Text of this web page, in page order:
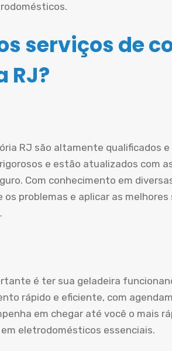
serviços de
RJ?
RJ são altamente qualificados
e estão atualizados com
Com conhecimento em
problemas e aplicar as melhores
é ter sua geladeira
rápido e eficiente, com
em chegar até você o mais
eletrodomésticos essenciais.